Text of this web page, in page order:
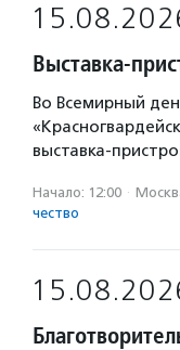
Выставка-
Во Всемирный
выставка-
Начало: 12:00 ·
чест­во